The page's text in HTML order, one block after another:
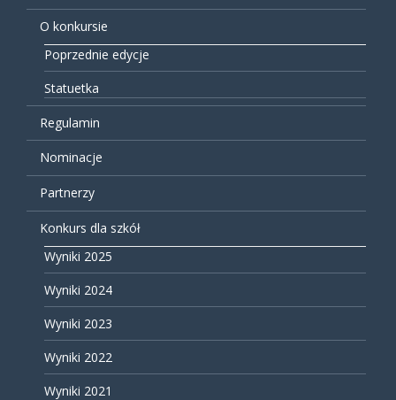
O konkursie
Poprzednie edycje
Statuetka
Regulamin
Nominacje
Partnerzy
Konkurs dla szkół
Wyniki 2025
Wyniki 2024
Wyniki 2023
Wyniki 2022
Wyniki 2021